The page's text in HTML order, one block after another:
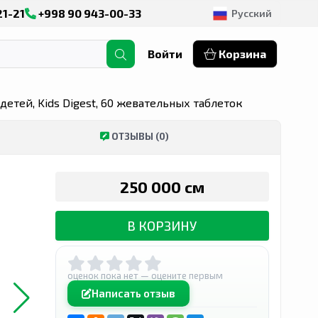
21 +998 90 943-00-33 Русский
Войти Корзина
Kids Digest, 60 жевательных таблеток
ОТЗЫВЫ (0)
250 000 сӯм
В КОРЗИНУ
оценок пока нет — оцените первым
Написать отзыв